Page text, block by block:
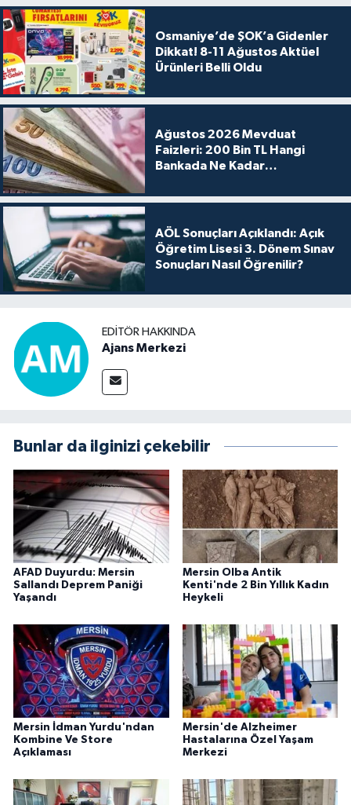
Osmaniye’de ŞOK’a Gidenler
Dikkat! 8-11 Ağustos Aktüel
Ürünleri Belli Oldu
Ağustos 2026 Mevduat
Faizleri: 200 Bin TL Hangi
Bankada Ne Kadar
AÖL Sonuçları Açıklandı: Açık
Öğretim Lisesi 3. Dönem Sınav
Sonuçları Nasıl Öğrenilir?
EDITÖR HAKKINDA
Ajans Merkezi
Bunlar da ilginizi çekebilir
AFAD Duyurdu: Mersin
Sallandı Deprem Paniği
Yaşandı
Mersin Olba Antik
Kenti'nde 2 Bin Yıllık Kadın
Heykeli
Mersin İdman Yurdu'ndan
Kombine Ve Store
Açıklaması
Mersin'de Alzheimer
Hastalarına Özel Yaşam
Merkezi